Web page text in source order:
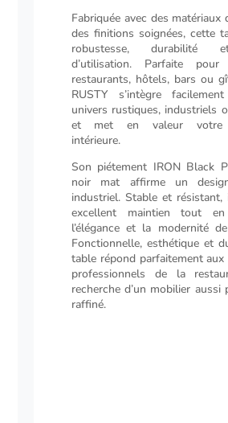
Fabriquée avec des matériaux
des finitions soignées, cette
robustesse, durabilité
d’utilisation. Parfaite
restaurants, hôtels, bars ou
RUSTY s’intègre
univers rustiques, industriels
et met en valeur votre
intérieure.
Son piétement IRON Black
noir mat affirme un
industriel. Stable et résistant,
excellent maintien tout en
l’élégance et la modernité de
Fonctionnelle, esthétique et
table répond parfaitement aux
professionnels de la
recherche d’un mobilier aussi
raffiné.